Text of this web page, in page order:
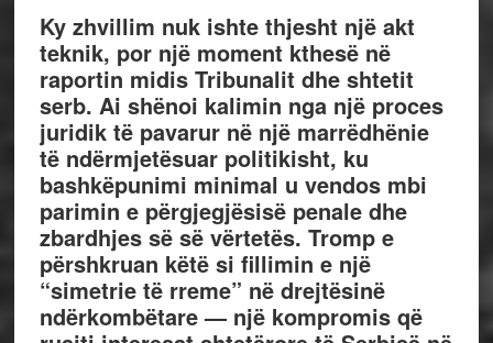
Ky zhvillim nuk ishte thjesht një akt
teknik, por një moment kthesë në
raportin midis Tribunalit dhe shtetit
serb. Ai shënoi kalimin nga një proces
juridik të pavarur në një marrëdhënie
të ndërmjetësuar politikisht, ku
bashkëpunimi minimal u vendos mbi
parimin e përgjegjësisë penale dhe
zbardhjes së së vërtetës. Tromp e
përshkruan këtë si fillimin e një
“simetrie të rreme” në drejtësinë
ndërkombëtare — një kompromis që